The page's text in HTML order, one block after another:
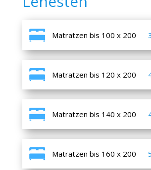
Matratzen bis 100 x 200
Matratzen bis 120 x 200
Matratzen bis 140 x 200
Matratzen bis 160 x 200